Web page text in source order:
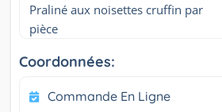
Praliné aux noisettes cruffin par
pièce
Coordonnées:
Commande En Ligne